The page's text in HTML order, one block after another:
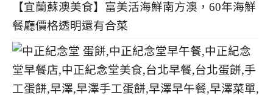
【宜蘭蘇澳美食】富美活海鮮南方澳，60年海鮮
餐廳價格透明還有合菜